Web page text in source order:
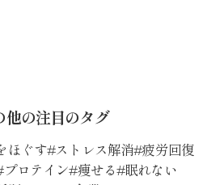
他の注目のタグ
ほぐす ストレス解消 疲労回復
プロテイン 痩せる 眠れない